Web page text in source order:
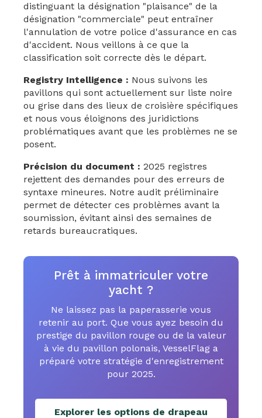
distinguant la désignation "plaisance" de la
désignation "commerciale" peut entraîner
l'annulation de votre police d'assurance en cas
d'accident. Nous veillons à ce que la
classification soit correcte dès le départ.
Registry Intelligence : Nous suivons les
pavillons qui sont actuellement sur liste noire
ou grise dans des lieux de croisière spécifiques
et nous vous éloignons des juridictions
problématiques avant que les problèmes ne se
posent.
Précision du document : 2025 registres
rejettent des demandes pour des erreurs de
syntaxe mineures. Notre audit préliminaire
permet de détecter ces problèmes avant la
soumission, évitant ainsi des semaines de
retards bureaucratiques.
Prêt à immatriculer votre
yacht ?
Ne laissez pas la paperasserie vous
retenir au port. Que vous ayez besoin du
prestige du pavillon rouge ou de la valeur
à vie du pavillon polonais, VesselFlag a
préparé votre stratégie d'enregistrement
pour 2025.
Explorer les options de drapeau